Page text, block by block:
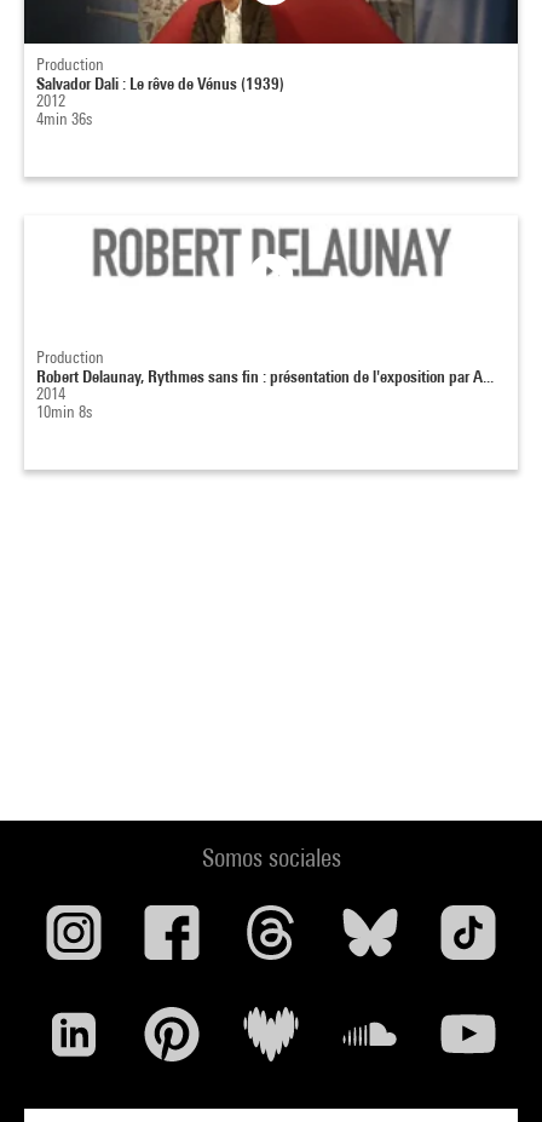
Production
Salvador Dali : Le rêve de Vénus (1939)
2012
4min 36s
Production
Robert Delaunay, Rythmes sans fin : présentation de l'exposition par A...
2014
10min 8s
Somos sociales